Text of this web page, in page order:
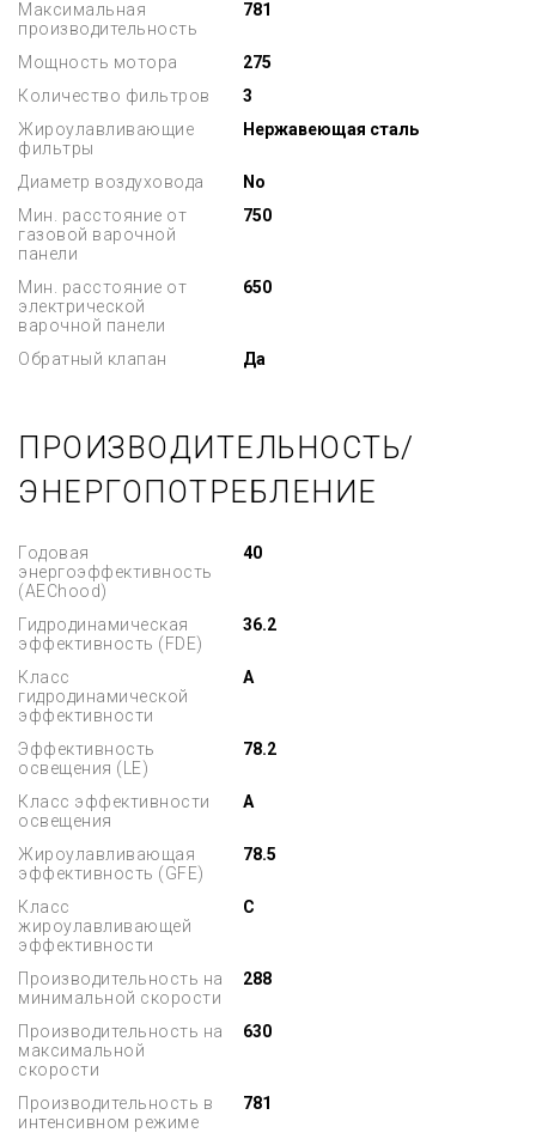
Максимальная
производительность
781
Мощность мотора
275
Количество фильтров
3
Жироулавливающие
фильтры
Нержавеющая сталь
Диаметр воздуховода
No
Мин. расстояние от
газовой варочной
панели
750
Мин. расстояние от
электрической
варочной панели
650
Обратный клапан Да
ПРОИЗВОДИТЕЛЬНОСТЬ/
ЭНЕРГОПОТРЕБЛЕНИЕ
Годовая
энергоэффективность
(AEChood)
40
Гидродинамическая
эффективность (FDE)
36.2
Класс
гидродинамической
эффективности
A
Эффективность
освещения (LE)
78.2
Класс эффективности
освещения
A
Жироулавливающая
эффективность (GFE)
78.5
Класс
жироулавливающей
эффективности
C
Производительность на
минимальной скорости
288
Производительность на
максимальной
скорости
630
Производительность в
интенсивном режиме
781